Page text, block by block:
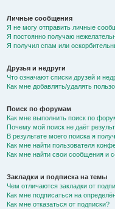
Личные сообщения
Я не могу отправить личные
Я постоянно получаю
Я получил спам или
Друзья и недруги
Что означают списки друзей и
Как мне добавлять/удалять
Поиск по форумам
Как мне выполнить поиск по
Почему мой поиск не даёт
В результате моего поиска я
Как мне найти пользователя
Как мне найти свои сообщения и
Закладки и подписка на темы
Чем отличаются закладки от
Как мне подписаться на
Как мне отказаться от подписки?